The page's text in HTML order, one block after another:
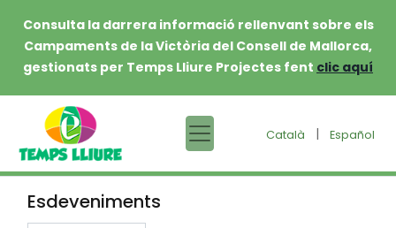
Consulta la darrera informació rellenvant sobre els
Campaments de la Victòria del Consell de Mallorca,
gestionats per Temps Lliure Projectes fent clic aquí
Català | Español
Esdeveniments